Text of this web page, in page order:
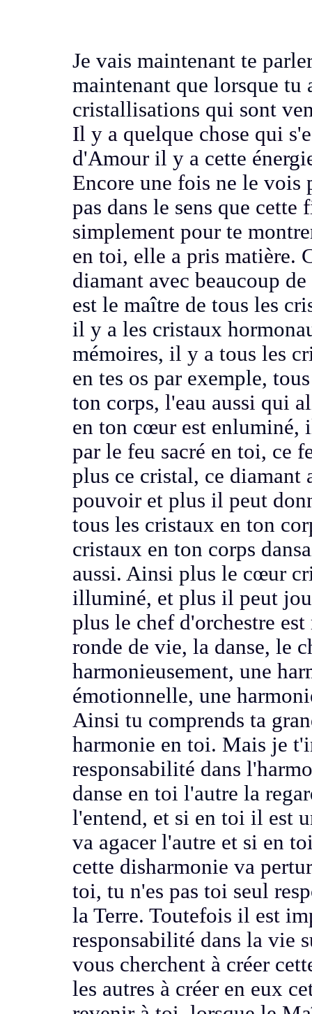
Je vais maintenant te
maintenant que lorsque tu
cristallisations qui sont
Il y a quelque chose qui
d'Amour il y a cette
Encore une foisne le vois
pas dans le sens que cette
simplementpour te
en toi, elle a pris matière.
diamant avecbeaucoup
est le maître de tous les
il y a les cristaux
mémoires,il y a tous les
en tes os par exemple,
ton corps,l'eau aussi qui
en ton cœur est enluminé,
par le feu sacré en toi, ce
plus ce cristal, ce diamant
pouvoir et plus il peut
tous les cristaux en ton
cristaux en ton corps
aussi.Ainsi plus le cœur
illuminé, et plus il peut
plus le chef d'orchestre
ronde de vie, la danse,le
harmonieusement,une
émotionnelle, une
Ainsi tu comprends ta
harmonie en toi. Mais je
responsabilité dans
danse en toil'autre la
l'entend, et si en toi il est
va agacer l'autre et si en
cette disharmonie va
toi, tu n'es pas toi seul
la Terre. Toutefois il est
responsabilité dans la vie
vous cherchent à créer
les autres à créer en eux